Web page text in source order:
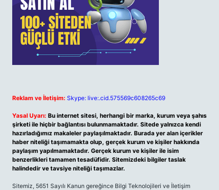
Reklam ve İletişim: Skype: live:.cid.575569c608265c69
Yasal Uyarı: Bu internet sitesi, herhangi bir marka, kurum veya şahıs
şirketi ile hiçbir bağlantısı bulunmamaktadır. Sitede yalnızca kendi
hazırladığımız makaleler paylaşılmaktadır. Burada yer alan içerikler
haber niteliği taşımamakta olup, gerçek kurum ve kişiler hakkında
paylaşım yapılmamaktadır. Gerçek kurum ve kişiler ile isim
benzerlikleri tamamen tesadüfidir. Sitemizdeki bilgiler taslak
halindedir ve tavsiye niteliği taşımazlar.
Sitemiz, 5651 Sayılı Kanun gereğince Bilgi Teknolojileri ve İletişim